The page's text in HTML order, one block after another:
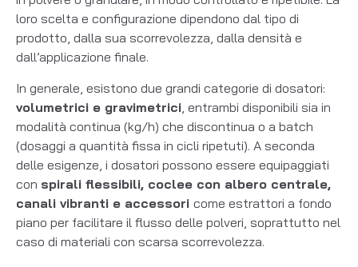
loro scelta e configurazione dipendono dal tipo di
prodotto, dalla sua scorrevolezza, dalla densità e
dall’applicazione finale.
In generale, esistono due grandi categorie di dosatori:
volumetrici e gravimetrici , entrambi disponibili sia in
modalità continua (kg/h) che discontinua o a batch
(dosaggi a quantità fissa in cicli ripetuti). A seconda
delle esigenze, i dosatori possono essere equipaggiati
con spirali flessibili, coclee con albero centrale,
canali vibranti e accessori come estrattori a fondo
piano per facilitare il flusso delle polveri, soprattutto nel
caso di materiali con scarsa scorrevolezza.